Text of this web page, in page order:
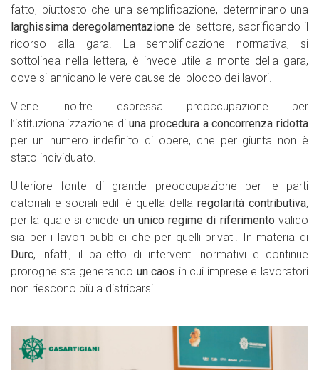
fatto, piuttosto che una semplificazione, determinano una
larghissima deregolamentazione del settore, sacrificando il
ricorso alla gara. La semplificazione normativa, si
sottolinea nella lettera, è invece utile a monte della gara,
dove si annidano le vere cause del blocco dei lavori.
Viene inoltre espressa preoccupazione per
l’istituzionalizzazione diuna procedura a concorrenza ridotta
per un numero indefinito di opere, che per giunta non è
stato individuato.
Ulteriore fonte di grande preoccupazione per le parti
datoriali e sociali edili è quella della regolarità contributiva,
per la quale si chiede un unico regime di riferimento valido
sia per i lavori pubblici che per quelli privati. In materia di
Durc, infatti, il balletto di interventi normativi e continue
proroghe sta generando un caos in cui imprese e lavoratori
non riescono più a districarsi.